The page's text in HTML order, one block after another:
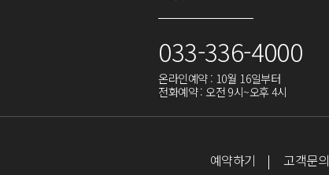
033-336-4000
온라인예약 : 10월 16일부터
전화예약 : 오전 9시~오후 4시
예약하기 고객문의